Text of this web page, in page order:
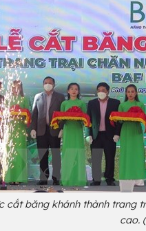
cắt băng khánh thành trang
cao.